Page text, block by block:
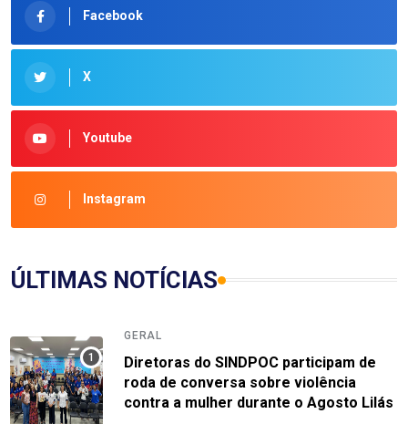
Facebook
X
Youtube
Instagram
ÚLTIMAS NOTÍCIAS
GERAL
Diretoras do SINDPOC participam de
roda de conversa sobre violência
contra a mulher durante o Agosto Lilás